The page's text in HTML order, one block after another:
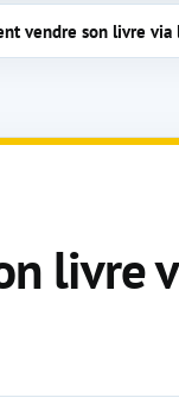
vendre son livre via
livre